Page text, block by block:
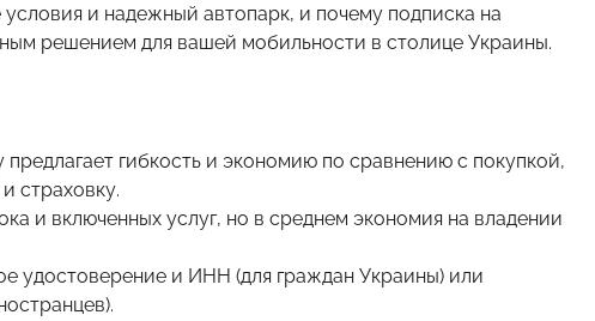
и надежный автопарк, и почему подписка на
решением для вашей мобильности в столице Украины.
гибкость и экономию по сравнению с покупкой,
страховку.
и включенных услуг, но в среднем экономия на владении
удостоверение и ИНН (для граждан Украины) или